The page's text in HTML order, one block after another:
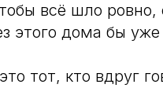
всё шло ровно,
этого дома бы
тот, кто вдруг